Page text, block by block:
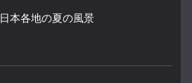
日本各地の夏の風景